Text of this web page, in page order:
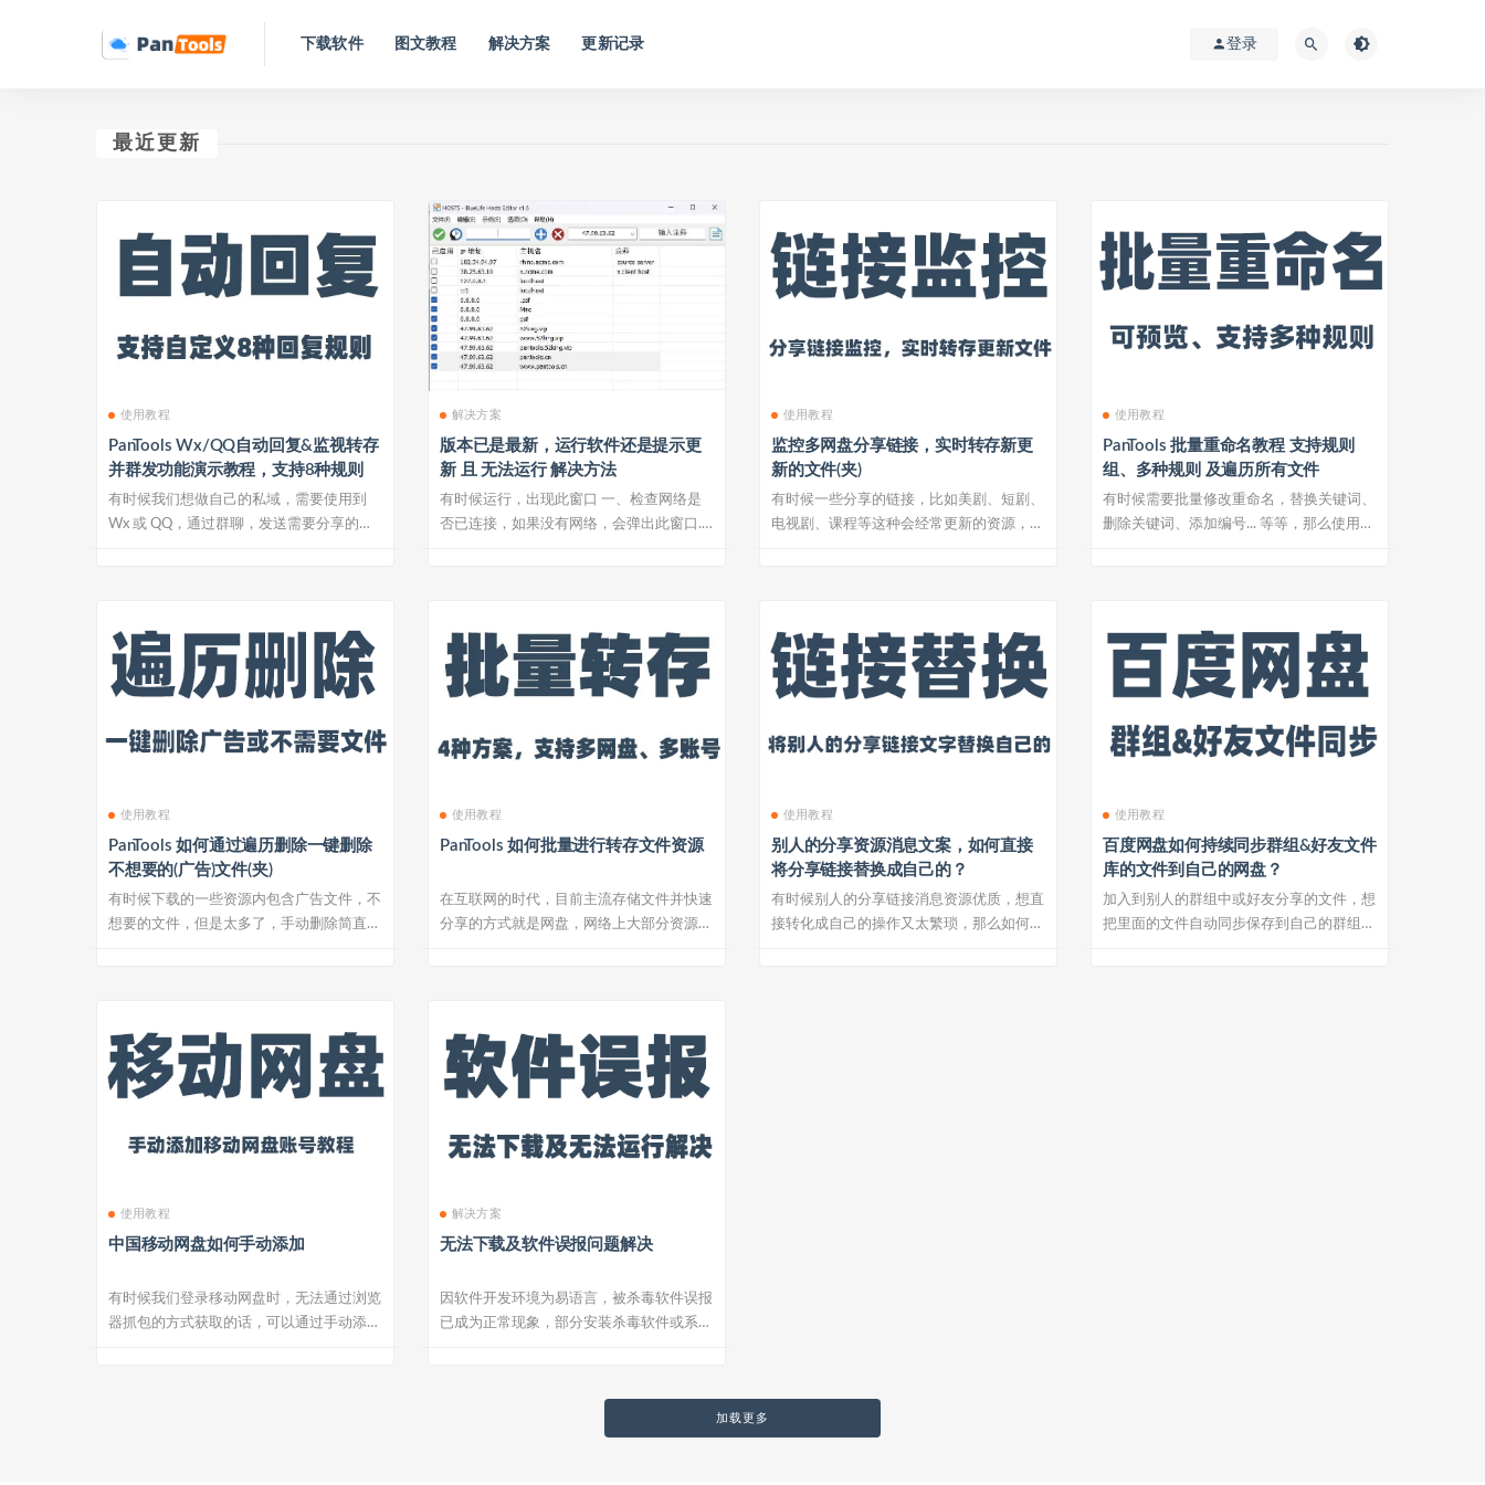
下载软件 图文教程 解决方案 更新记录 登录
最近更新
使用教程
PanTools Wx/QQ自动回复&监视转存
并群发功能演示教程，支持8种规则
有时候我们想做自己的私域，需要使用到
Wx 或 QQ，通过群聊，发送需要分享的资
解决方案
版本已是最新，运行软件还是提示更
新 且 无法运行 解决方法
有时候运行，出现此窗口 一、检查网络是
否已连接，如果没有网络，会弹出此窗口.
使用教程
监控多网盘分享链接，实时转存新更
新的文件(夹)
有时候一些分享的链接，比如美剧、短剧、
电视剧、课程等这种会经常更新的资源，如
使用教程
PanTools 批量重命名教程 支持规则
组、多种规则 及遍历所有文件
有时候需要批量修改重命名，替换关键词、
删除关键词、添加编号... 等等，那么使用这
使用教程
PanTools 如何通过遍历删除一键删除
不想要的(广告)文件(夹)
有时候下载的一些资源内包含广告文件，不
想要的文件，但是太多了，手动删除简直要
使用教程
PanTools 如何批量进行转存文件资源
在互联网的时代，目前主流存储文件并快速
分享的方式就是网盘，网络上大部分资源网
使用教程
别人的分享资源消息文案，如何直接
将分享链接替换成自己的？
有时候别人的分享链接消息资源优质，想直
接转化成自己的操作又太繁琐，那么如何一
使用教程
百度网盘如何持续同步群组&好友文件
库的文件到自己的网盘？
加入到别人的群组中或好友分享的文件，想
把里面的文件自动同步保存到自己的群组
使用教程
中国移动网盘如何手动添加
有时候我们登录移动网盘时，无法通过浏览
器抓包的方式获取的话，可以通过手动添加
解决方案
无法下载及软件误报问题解决
因软件开发环境为易语言，被杀毒软件误报
已成为正常现象，部分安装杀毒软件或系统
加载更多